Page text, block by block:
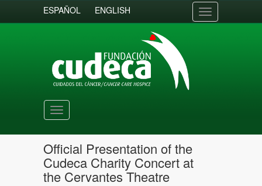
ESPAÑOL ENGLISH
Toggle
navigation
Toggle
navigation
Official Presentation of the
Cudeca Charity Concert at
the Cervantes Theatre